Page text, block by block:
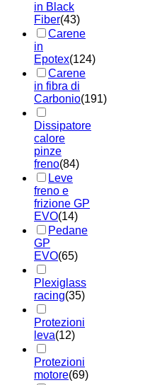
in Black
Fiber(43)
Carene
in
Epotex(124)
Carene
in fibra di
Carbonio(191)
Dissipatore
calore
pinze
freno(84)
Leve
freno e
frizione GP
EVO(14)
Pedane
GP
EVO(65)
Plexiglass
racing(35)
Protezioni
leva(12)
Protezioni
motore(69)